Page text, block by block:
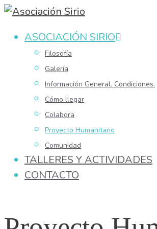
Saltar
contenido
ASOCIACIÓN SIRIO
Filosofía
Galería
Información General. Condiciones.
Cómo llegar
Colabora
Proyecto Humanitario
Comunidad
TALLERES Y ACTIVIDADES
CONTACTO